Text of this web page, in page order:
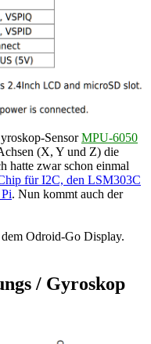
SensorMPU-6050
(X, Y und Z) die
hatte zwar schon einmal
für I2C, den LSM303C
. Nun kommt auch der
Odroid-Go Display.
/ Gyroskop